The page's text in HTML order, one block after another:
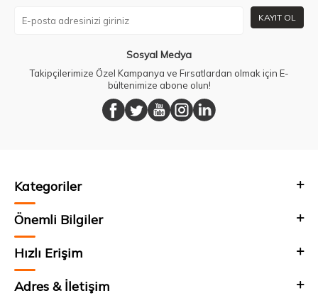
KAYIT OL
Sosyal Medya
Takipçilerimize Özel Kampanya ve Fırsatlardan olmak için E-
bültenimize abone olun!
Kategoriler
Önemli Bilgiler
Hızlı Erişim
Adres & İletişim